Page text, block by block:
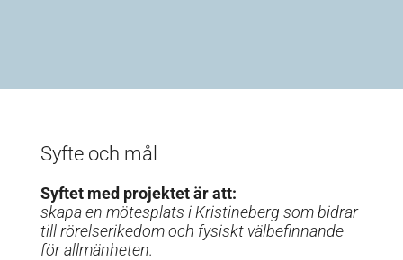
Syfte och mål
Syftet med projektet är att:
skapa en mötesplats i Kristineberg som bidrar
till rörelserikedom och fysiskt välbefinnande
för allmänheten.